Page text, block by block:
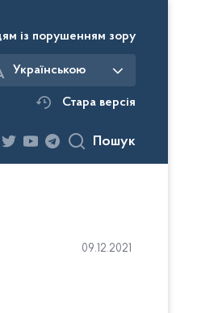
із порушенням зору
Українською
Стара версія
Пошук
09.12.2021